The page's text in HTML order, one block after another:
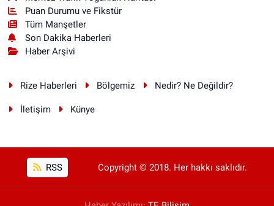
Puan Durumu ve Fikstür
Tüm Manşetler
Son Dakika Haberleri
Haber Arşivi
Rize Haberleri Bölgemiz Nedir? Ne Değildir?
İletişim Künye
RSS Copyright © 2018. Her hakkı saklıdır.